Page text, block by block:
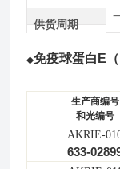
供货周期
◆免疫球蛋白E（
生产商编号
和光编号
AKRIE-
633-